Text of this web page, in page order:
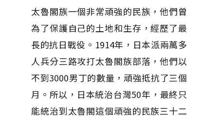
太魯閣族一個非常頑強的民族，他們曾
為了保護自己的土地和生存，經歷了最
長的抗日戰役。1914年，日本派兩萬多
人兵分三路攻打太魯閣族部落，他們以
不到3000男丁的數量，頑強抵抗了三個
月。所以，日本統治台灣50年，最終只
能統治到太魯閣這個頑強的民族三十二